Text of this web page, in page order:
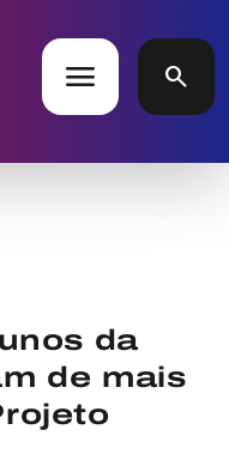
menu search
da
de mais